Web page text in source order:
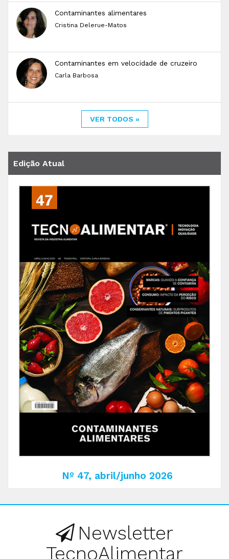
Contaminantes alimentares
Cristina Delerue-Matos
Contaminantes em velocidade de cruzeiro
Carla Barbosa
VER TODOS »
Edição Atual
Nº 47, abril/junho 2026
Newsletter
TecnoAlimentar